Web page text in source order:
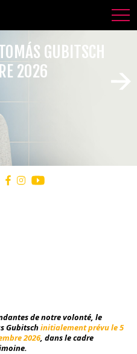
GUBITSCH
2026
de notre volonté, le
Gubitschinitialement prévu le 5
2026, dans le cadre